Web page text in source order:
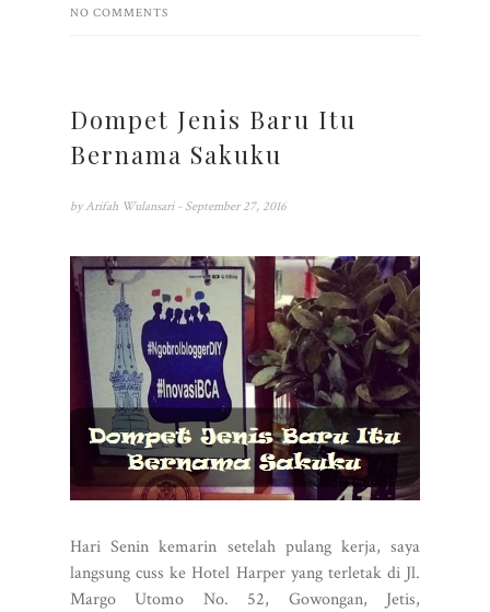
NO COMMENTS
Dompet Jenis Baru Itu
Bernama Sakuku
by Arifah Wulansari - September 27, 2016
Hari Senin kemarin setelah pulang kerja, saya
langsung cuss ke Hotel Harper yang terletak di Jl.
Margo Utomo No. 52, Gowongan, Jetis,